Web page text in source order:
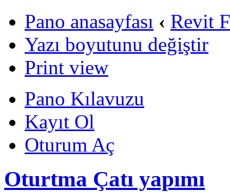
Pano anasayfası ‹ Revit
Yazı boyutunu değiştir
Print view
Pano Kılavuzu
Kayıt Ol
Oturum Aç
Oturtma Çatı yapımı